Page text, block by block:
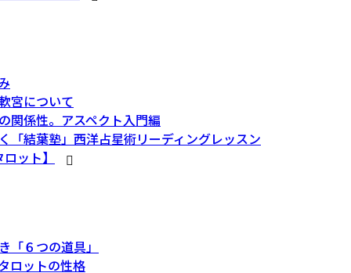
宮について
関係性。アスペクト入門編
「結葉塾」西洋占星術リーディングレッスン
ット】
「６つの道具」
ロットの性格